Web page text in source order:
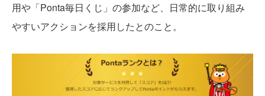
用や「Ponta毎日くじ」の参加など、日常的に取り組み
やすいアクションを採用したとのこと。